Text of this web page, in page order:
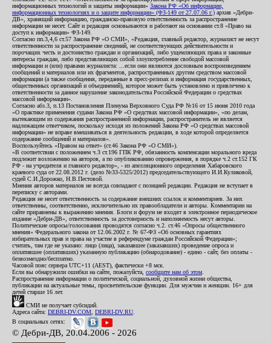
информационных технологий и защиты информации» Закона РФ «Об информации,
информационных технологиях и о защите информации» (ФЗ-149 от 27.07.06 г.) архив «Дебри-
ДВ», хранящий информацию, гражданско-правовую ответственность за распространение
информации не несет. Сайт и редакция основываются и работают на основании ст.8 «Право на
доступ к информации» ФЗ-149.
Согласно пп.3,4,6 ст.57 Закона РФ «О СМИ», «Редакция, главный редактор, журналист не несут
ответственности за распространение сведений, не соответствующих действительности и
порочащих честь и достоинство граждан и организаций, либо ущемляющих права и законные
интересы граждан, либо представляющих собой злоупотребление свободой массовой
информации и (или) правами журналиста: ...если они являются дословным воспроизведением
сообщений и материалов или их фрагментов, распространенных другим средством массовой
информации (а также сообщения, переданные в пресс-релизах и информация государственных,
общественных организаций и объединений), которое может быть установлено и привлечено к
ответственности за данное нарушение законодательства Российской Федерации о средствах
массовой информации».
Согласно абз.3, п.13 Постановления Пленума Верховного Суда РФ №16 от 15 июня 2010 года
«О практике применения судами Закона РФ «О средствах массовой информации», «по делам,
вытекающим из содержания распространенной информации, распространитель не является
надлежащим ответчиком, поскольку исходя из положений Закона РФ «О средствах массовой
информации» не вправе вмешиваться в деятельность редакции, в ходе которой определяется
содержание сообщений и материалов».
Воспользуйтесь «Правом на ответ» (ст.46 Закона РФ «О СМИ»).
«В соответствии с положением ч.3 ст.196 ГПК РФ, обязанность компенсации морального вреда
подлежит возложению на авторов, а по опубликованию опровержения, в порядке ч.2 ст.152 ГК
РФ - на учредителя и главного редактор», - из апелляционного определения Хабаровского
краевого суда от 22.08.2012 г. (дело №33-5325/2012) председательствующего И.И.Куликовой,
судей С.И.Дорожко, Н.В.Пестовой.
Мнения авторов материалов не всегда совпадают с позицией редакции. Редакция не вступает в
переписку с авторами.
Редакция не несет ответственность за содержание внешних ссылок и комментариев. За них
ответственны, соответственно, исключительно их правообладатели и авторы. Комментарии на
сайте приравнены к выражению мнения. Блоги и форум не входят в электронное периодическое
издание «Дебри-ДВ», ответственность за достоверность и наполняемость несут авторы.
Политические опросы/голосования проводятся согласно ч.2. ст.46 «Опросы общественного
мнения» Федерального закона от 12.06.2002 г. № 67-ФЗ «Об основных гарантиях
избирательных прав и права на участие в референдуме граждан Российской Федерации»;
считать, там где не указано: лицо (лица), заказавшее (заказавших) проведение опроса и
оплатившее (оплативших) указанную публикацию (обнародование) - едино - сайт, без оплаты -
безвозмездно/бесплатно.
Часовой пояс сервера UTC+11 (AEST), фактически +8 мск.
Если вы обнаружили ошибки на сайте, пожалуйста, сообщите нам об этом
Распространение информации о политической, социальной, духовной жизни общества,
публикации на актуальные темы, просветительские функции. Для мужчин и женщин. 16+ для
детей старше 16 лет.
СМИ не получает субсидий.
Адреса сайта: DEBRI-DV.COM DEBRI-DV.RU
В социальных сетях:
© Дебри-ДВ, 20.04.2006 - 2026